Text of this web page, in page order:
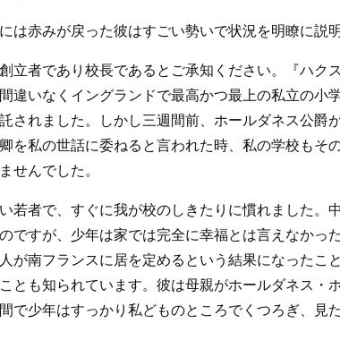
赤みが戻った彼はすごい勢いで状況を明瞭に説
立者であり校長であるとご承知ください。『ハク
違いなくイングランドで最高かつ最上の私立の小
れました。しかし三週間前、ホールダネス公爵
を私の世話に委ねると言われた時、私の学校もそ
せんでした。
若者で、すぐに我が校のしきたりに慣れました。
ですが、少年は家では完全に幸福とは言えなかっ
が南フランスに居を定めるという結果になったこ
とも知られています。彼は母親がホールダネス・
少年はすっかり私どものところでくつろぎ、見